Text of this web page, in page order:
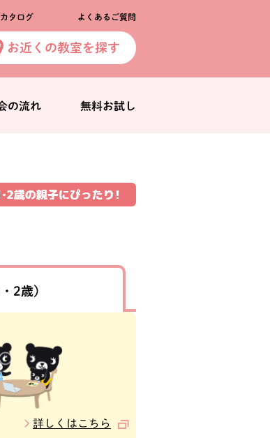
タログ よくあるご質問
お近くの教室を探す
の流れ 無料お試し
2歳）
詳しくはこちら